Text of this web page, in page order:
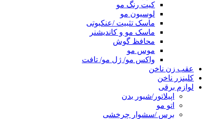
کیت رنگ مو
لوسیون مو
ماسک تثبیت /عنکبوتی
ماسک مو و کاندیشنر
محافظ گوش
موس مو
واکس مو/ ژل مو/ تافت
عقب زن ناخن
کلینزر ناخن
لوازم برقی
اپیلاتور/شیور بدن
اتو مو
برس /سشوار چرخشی